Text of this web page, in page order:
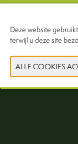
Deze website
terwijl u deze site